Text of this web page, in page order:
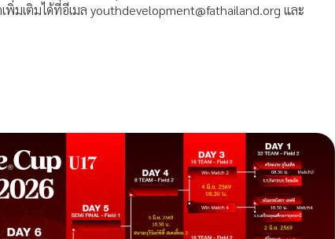
พิ่มเติมได้ที่อีเมล youthdevelopment@fathailand.org และ